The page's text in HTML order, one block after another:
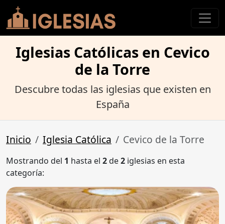
Iglesias Católicas en Cevico
de la Torre
Descubre todas las iglesias que existen en
España
Inicio Iglesia Católica Cevico de la Torre
Mostrando del 1 hasta el 2de2 iglesias en esta
categoría: